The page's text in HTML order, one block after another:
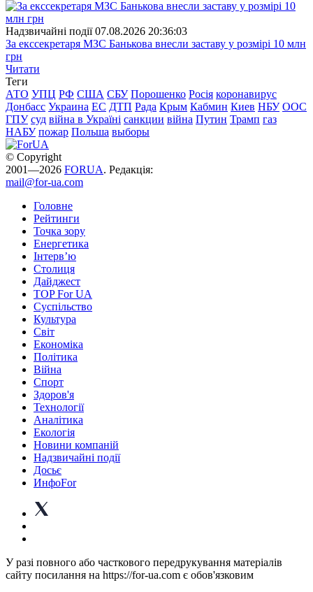
Надзвичайні події 07.08.2026 20:36:03
За екссекретаря МЗС Банькова внесли заставу у розмірі 10 млн
грн
Читати
Теги
АТО УПЦ РФ США СБУ Порошенко Росія коронавирус
Донбасс Украина ЕС ДТП Рада Крым Кабмин Киев НБУ ООС
ГПУ суд війна в Україні санкции війна Путин Трамп газ
НАБУ пожар Польша выборы
© Copyright
2001—2026 FORUA. Редакція:
mail@for-ua.com
Головне
Рейтинги
Точка зору
Енергетика
Інтерв’ю
Столиця
Дайджест
TOP For UA
Суспiльство
Культура
Світ
Економіка
Політика
Війна
Спорт
Здоров'я
Технології
Аналітика
Екологія
Новини компаній
Надзвичайні події
Досьє
ИнфоFor
У разі повного або часткового передрукування матеріалів
сайту посилання на https://for-ua.com є обов'язковим